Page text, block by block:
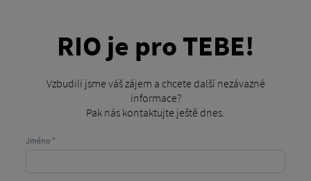
RIO je pro TEBE!
Vzbudili jsme váš zájem a chcete další nezávazné
informace?
Pak nás kontaktujte ještě dnes.